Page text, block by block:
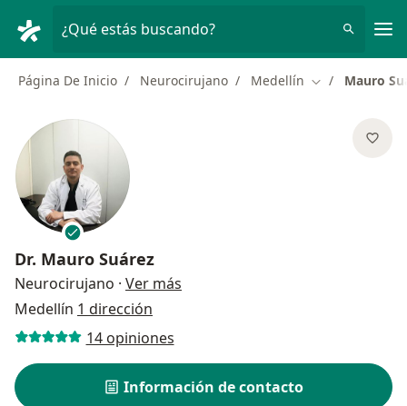
¿Qué estás buscando?
Página De Inicio Neurocirujano Medellín Cambiar de
Mauro
Dr. Mauro Suárez
Neurocirujano · Ver más
Medellín 1 dirección
14 opiniones
Información de contacto